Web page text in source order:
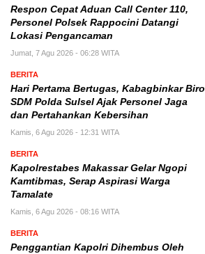
Respon Cepat Aduan Call Center 110,
Personel Polsek Rappocini Datangi
Lokasi Pengancaman
Jumat, 7 Agu 2026 - 06:28 WITA
BERITA
Hari Pertama Bertugas, Kabagbinkar Biro
SDM Polda Sulsel Ajak Personel Jaga
dan Pertahankan Kebersihan
Kamis, 6 Agu 2026 - 12:31 WITA
BERITA
Kapolrestabes Makassar Gelar Ngopi
Kamtibmas, Serap Aspirasi Warga
Tamalate
Kamis, 6 Agu 2026 - 08:16 WITA
BERITA
Penggantian Kapolri Dihembus Oleh